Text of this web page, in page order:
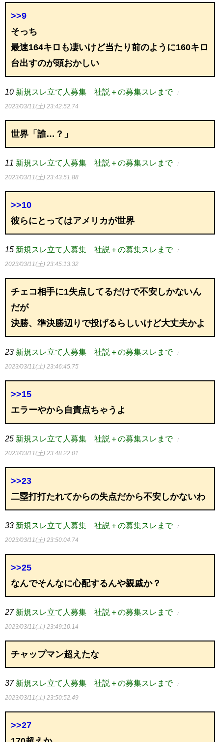
>>9
そっち
最速164キロも凄いけど当たり前のように160キロ
台出すのが頭おかしい
10 新規スレ立て人募集 社説＋の募集スレまで ：
2023/03/11(土) 23:42:52.74
世界「誰…？」
11 新規スレ立て人募集 社説＋の募集スレまで ：
2023/03/11(土) 23:43:51.88
>>10
彼らにとってはアメリカが世界
15 新規スレ立て人募集 社説＋の募集スレまで ：
2023/03/11(土) 23:45:13.32
チェコ相手に1失点してるだけで不安しかないん
だが
決勝、準決勝辺りで投げるらしいけど大丈夫かよ
23 新規スレ立て人募集 社説＋の募集スレまで ：
2023/03/11(土) 23:46:45.75
>>15
エラーやから自責点ちゃうよ
25 新規スレ立て人募集 社説＋の募集スレまで ：
2023/03/11(土) 23:48:22.01
>>23
二塁打打たれてからの失点だから不安しかないわ
33 新規スレ立て人募集 社説＋の募集スレまで ：
2023/03/11(土) 23:50:04.74
>>25
なんでそんなに心配するんや親戚か？
27 新規スレ立て人募集 社説＋の募集スレまで ：
2023/03/11(土) 23:49:10.14
チャップマン超えたな
37 新規スレ立て人募集 社説＋の募集スレまで ：
2023/03/11(土) 23:50:52.49
>>27